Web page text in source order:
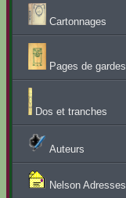
Cartonnages
Pages de gardes
Dos et tranches
Auteurs
Nelson Adresses